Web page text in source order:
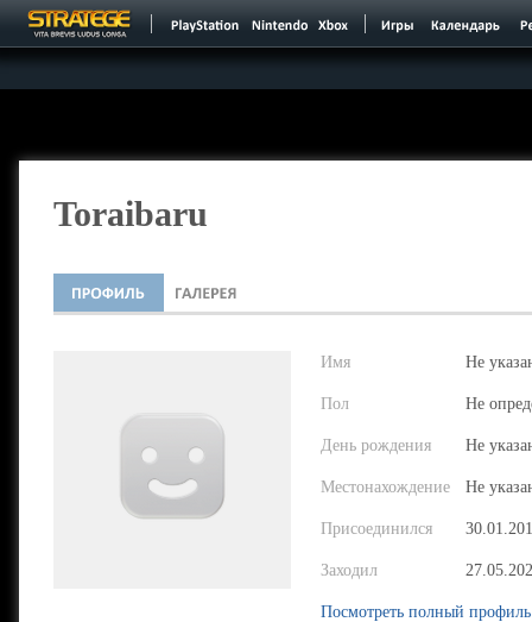
Toraibaru
Имя Не
Пол Не
День рождения Не
Местонахождение Не
Присоединился
Заходил
Посмотреть полный профиль